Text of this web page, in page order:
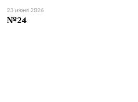
23 июня 2026
№24